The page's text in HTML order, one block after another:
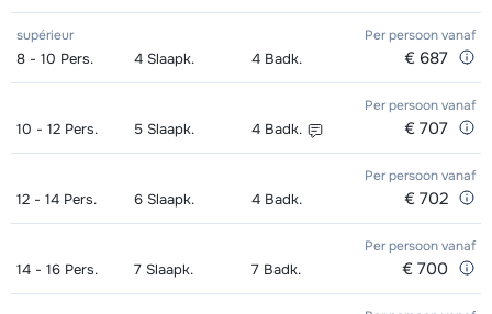
Groepsles ski Volwassene 's
afhankelijk
van week
van week
Groepsles ski Kind (5 - 13 jaar) 's
afhankelijk
van week
supérieur Per persoonvanaf
8 - 10 Pers. 4 Slaapk. 4 Badk. € 687
Per persoonvanaf
10 - 12 Pers. 5 Slaapk. 4 Badk. € 707
Per persoonvanaf
12 - 14 Pers. 6 Slaapk. 4 Badk. € 702
Per persoonvanaf
14 - 16 Pers. 7 Slaapk. 7 Badk. € 700